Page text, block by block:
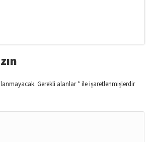
Gerekli alanlar*ile işaretlenmişlerdir